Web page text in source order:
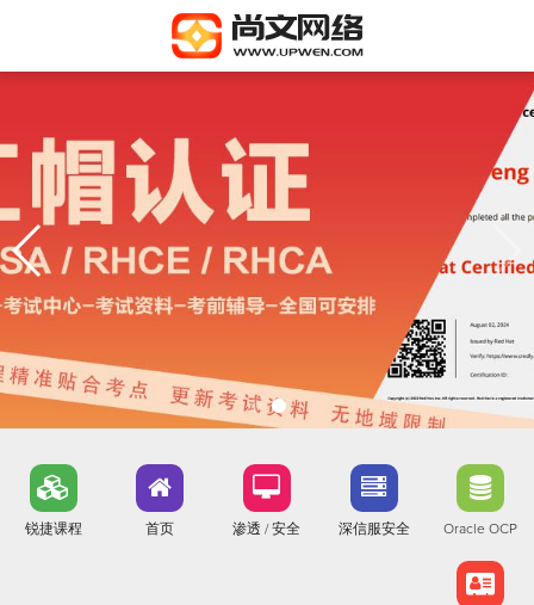
锐捷课程 首页 渗透 / 安全 深信服安全 Oracle OCP